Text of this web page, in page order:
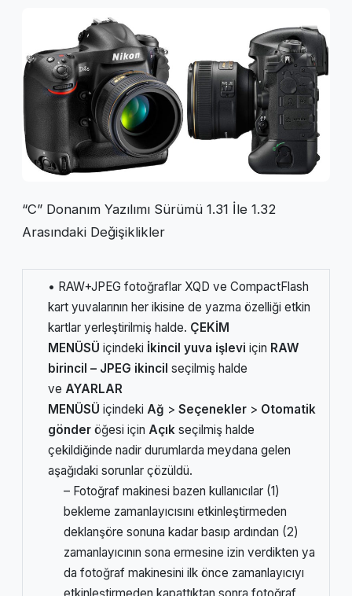
“C” Donanım Yazılımı Sürümü 1.31 İle 1.32
Arasındaki Değişiklikler
• RAW+JPEG fotoğraflar XQD ve CompactFlash
kart yuvalarının her ikisine de yazma özelliği etkin
kartlar yerleştirilmiş halde. ÇEKİM
MENÜSÜ içindeki İkincil yuva işlevi için RAW
birincil – JPEG ikincil seçilmiş halde
ve AYARLAR
MENÜSÜ içindeki Ağ > Seçenekler > Otomatik
gönder öğesi için Açık seçilmiş halde
çekildiğinde nadir durumlarda meydana gelen
aşağıdaki sorunlar çözüldü.
– Fotoğraf makinesi bazen kullanıcılar (1)
bekleme zamanlayıcısını etkinleştirmeden
deklanşöre sonuna kadar basıp ardından (2)
zamanlayıcının sona ermesine izin verdikten ya
da fotoğraf makinesini ilk önce zamanlayıcıyı
etkinleştirmeden kapattıktan sonra fotoğraf